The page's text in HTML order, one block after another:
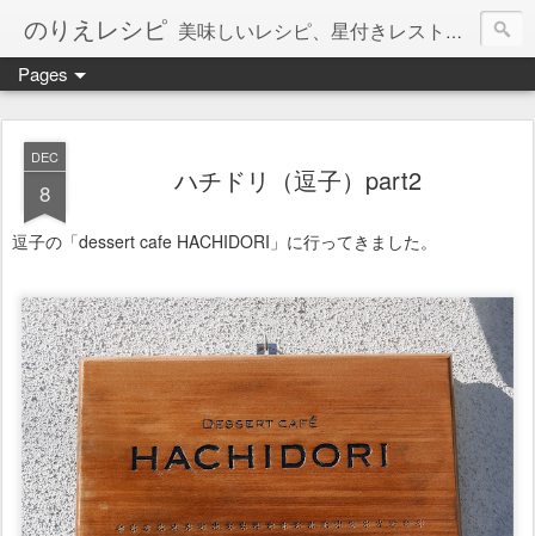
のりえレシピ 美味しいレシピ、星付きレストラン、絶品お取り寄せを紹介しています。
Pages
DEC
8 ハチドリ（逗子）part2
逗子の「dessert cafe HACHIDORI」に行ってきました。